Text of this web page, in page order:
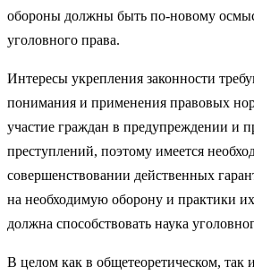
обороны должны быть по-новому
уголовного права.
Интересы укрепления законности
понимания и применения правовых
участие граждан в предупреждении и
преступлений, поэтому имеется
совершенствовании действенных
на необходимую оборону и практики
должна способствовать наука
В целом как в общетеоретическом, так